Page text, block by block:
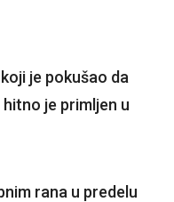
je pokušao da
je primljen u
rana u predelu